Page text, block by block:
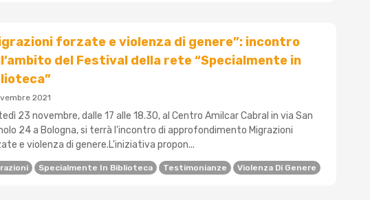
forzate e violenza di genere”: incontro
del Festival della rete “Specialmente in
2021
23 novembre, dalle 17 alle 18.30, al Centro Amilcar Cabral in via San
24 a Bologna, si terrà l'incontro di approfondimento Migrazioni
e violenza di genere.L'iniziativa propon...
Specialmente In Biblioteca Testimonianze Violenza Di Genere